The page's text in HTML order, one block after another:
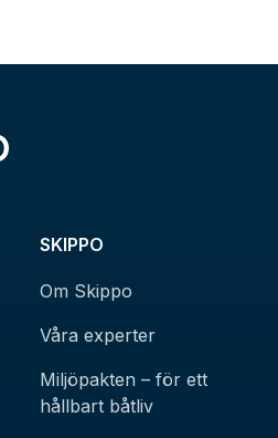
SKIPPO
Om Skippo
Våra experter
Miljöpakten – för ett
hållbart båtliv